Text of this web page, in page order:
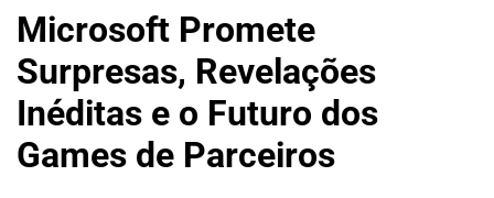
Microsoft Promete
Surpresas, Revelações
Inéditas e o Futuro dos
Games de Parceiros